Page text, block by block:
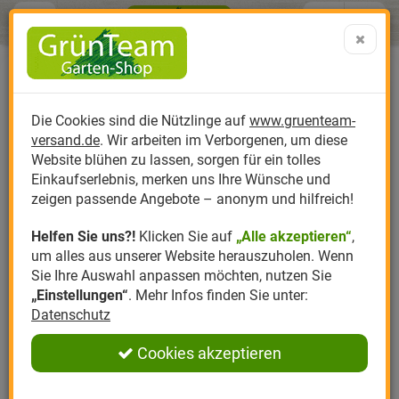
Produktkatalog
Anzucht
Dünger
Erde
Kompost
Pflanzenstärkung
Nützlinge
Alle Kategorien
NÜTZLINGE
Nützlinge gegen
Nützlinge
NÜTZLINGE GEGEN
Ameisen
Apfelwickler
Asseln
Blattläuse
Bodenschädlinge
Cannabis Schädlinge
Nützlinge gegen
TRAUERMÜCKEN
Trauermücken Bekämpfung nach
Pflanzenarten und Orten
Nützlingsarten
Florfliegen
Marienkäfer
Nematoden
Gallmücken
Schlupfwespen
Nützlingsförderung
Insektenhotels
Igel
Nistkästen für
Samenmischungen
Nützlingszubehör
Bodenthermometer
Nematodenfallen
Hersteller
Biplantol
Felco
Gloria
Greenfield
Romberg
Themenwelt
Gemüsegarten
Rasen
Rosen
Ziergarten
Kräutergarten
Ratgeber
Aktuelle Themen
Schädlinge aktuell
Angebote
Sparsets / Set-
Angebote
Anmelden | Registrieren
Merkzettel
0 ARTIKEL IM WARENKORB
Ergebnisse () Fertig
Menü Search
Die Cookies sind die Nützlinge auf www.gruenteam-
versand.de. Wir arbeiten im Verborgenen, um diese
Website blühen zu lassen, sorgen für ein tolles
Einkaufserlebnis, merken uns Ihre Wünsche und
zeigen passende Angebote – anonym und hilfreich!
Helfen Sie uns?! Klicken Sie auf „Alle akzeptieren“,
um alles aus unserer Website herauszuholen. Wenn
Sie Ihre Auswahl anpassen möchten, nutzen Sie
„Einstellungen“. Mehr Infos finden Sie unter:
Datenschutz
Cookies akzeptieren